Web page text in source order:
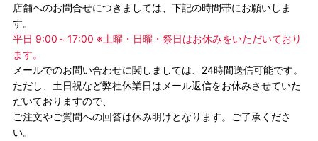
店舗へのお問合せにつきましては、下記の時間帯にお願いしま
す。
平日 9:00～17:00 ※土曜・日曜・祭日はお休みをいただいており
ます。
メールでのお問い合わせに関しましては、24時間送信可能です。
ただし、土日祝など弊社休業日はメール返信をお休みさせていた
だいておりますので、
ご注文やご質問への回答は休み明けとなります。ご了承くださ
い。